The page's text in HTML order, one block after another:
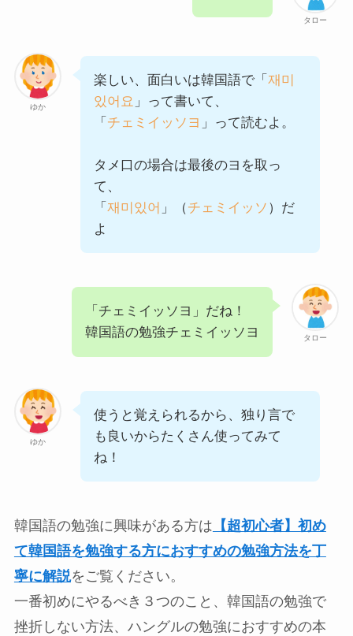
タロー
ゆか
楽しい、面白いは韓国語で「 재미
있어요 」って書いて、
「 チェミイッソヨ 」って読むよ。
タメ口の場合は最後のヨを取っ
て、
「 재미있어 」（チェミイッソ ）だ
よ
タロー
「チェミイッソヨ」だね！
韓国語の勉強チェミイッソヨ
ゆか
使うと覚えられるから、独り言で
も良いからたくさん使ってみて
ね！
韓国語の勉強に興味がある方は 【超初心者】初め
て韓国語を勉強する方におすすめの勉強方法を丁
寧に解説をご覧ください。
一番初めにやるべき３つのこと、韓国語の勉強で
挫折しない方法、ハングルの勉強におすすめの本